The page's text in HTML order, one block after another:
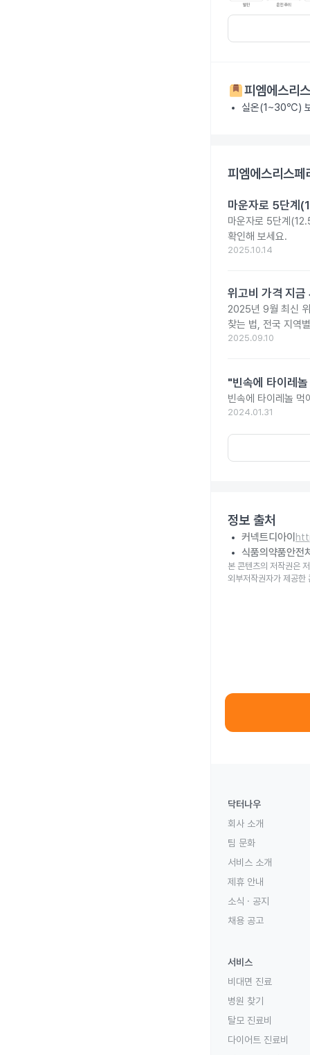
피엠에스리
실온(1~30℃)
피엠에스리스
마운자로 5단계
마운자로 5단계
확인해 보세요.
2025.10.14
위고비 가격 지금
2025년 9월 최신
찾는 법, 전국 지역
2025.09.10
"빈속에 타이레
빈속에 타이레놀 먹
2024.01.31
정보 출처
커넥트디아이
식품의약품안전
본 콘텐츠의 저작권은
외부저작권자가 제공한
닥터나우
회사 소개
팀 문화
서비스 소개
제휴 안내
소식 · 공지
채용 공고
서비스
비대면 진료
병원 찾기
탈모 진료비
다이어트 진료비